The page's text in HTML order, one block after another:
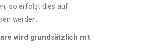
so erfolgt dies auf
werden.
wird grundsätzlich mit